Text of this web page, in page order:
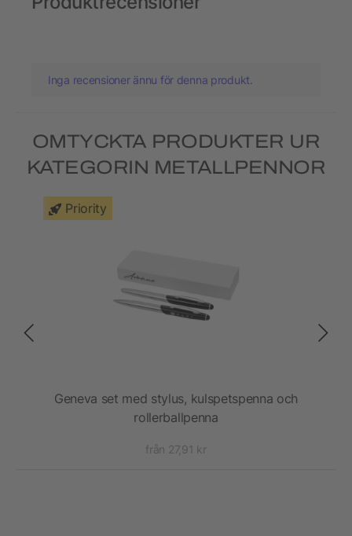
Inga recensioner ännu för denna produkt.
OMTYCKTA PRODUKTER UR
KATEGORIN METALLPENNOR
Priority
Geneva set med stylus, kulspetspenna och
rollerballpenna
från 27,91 kr